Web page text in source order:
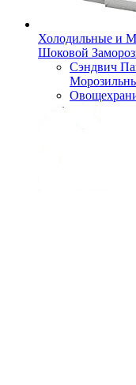
Холодильные и
Шоковой
Сэндвич